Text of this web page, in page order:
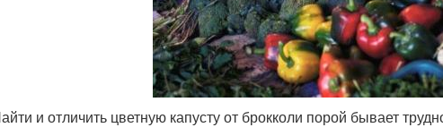
и отличить цветную капусту от брокколи порой бывает